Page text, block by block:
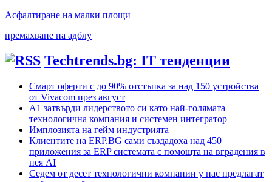
Асфалтиране на малки площи
премахване на адблу
Techtrends.bg: IT тенденции
Смарт оферти с до 90% отстъпка за над 150 устройства
от Vivacom през август
А1 затвърди лидерството си като най-голямата
технологична компания и системен интегратор
Имплозията на гейм индустрията
Клиентите на ERP.BG сами създадоха над 450
приложения за ERP системата с помощта на вградения в
нея AI
Седем от десет технологични компании у нас предлагат